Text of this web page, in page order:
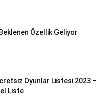
Özellik Geliyor
Oyunlar Listesi 2023 –
Liste